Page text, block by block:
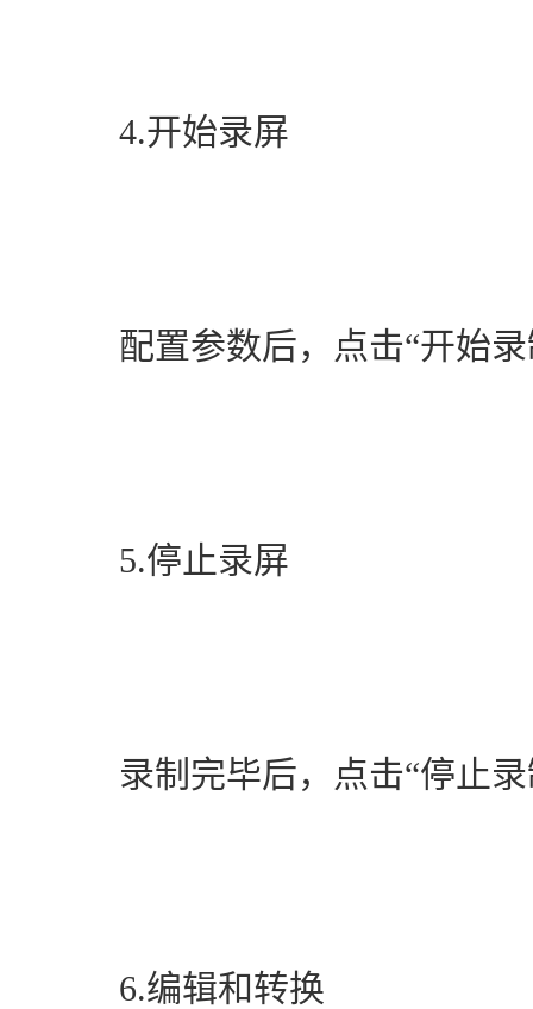
4.开始录屏
配置参数后，点击“开始录
5.停止录屏
录制完毕后，点击“停止录
6.编辑和转换